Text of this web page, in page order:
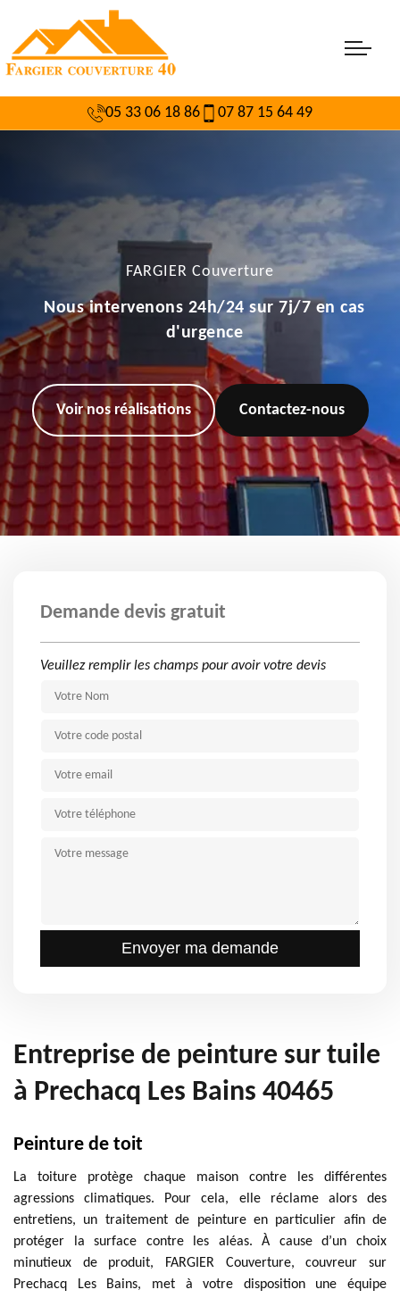
05 33 06 18 86 07 87 15 64 49
FARGIER Couverture
Nous intervenons 24h/24 sur 7j/7 en cas
d'urgence
Voir nos réalisations Contactez-nous
Demande devis gratuit
Veuillez remplir les champs pour avoir votre devis
Entreprise de peinture sur tuile
à Prechacq Les Bains 40465
Peinture de toit
La toiture protège chaque maison contre les différentes
agressions climatiques. Pour cela, elle réclame alors des
entretiens, un traitement de peinture en particulier afin de
protéger la surface contre les aléas. À cause d’un choix
minutieux de produit, FARGIER Couverture, couvreur sur
Prechacq Les Bains, met à votre disposition une équipe